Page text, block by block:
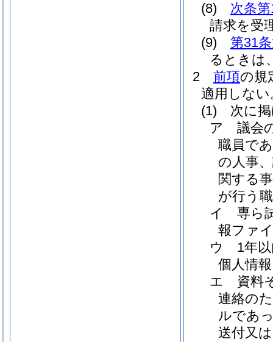
(8)
次条
請求を受
(9)
第31
るときは
2
前項の規
適用しない
(1)
次に
ア
議会
職員で
の人事
関する
が行う
イ
専ら
報ファ
ウ
1年
個人情
エ
資料
連絡の
ルであ
送付又